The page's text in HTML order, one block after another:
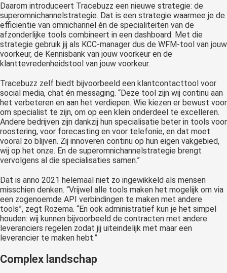
Daarom introduceert Tracebuzz een nieuwe strategie: de
superomnichannelstrategie. Dat is een strategie waarmee je de
efficiëntie van omnichannel én de specialiteiten van de
afzonderlijke tools combineert in een dashboard. Met die
strategie gebruik jij als KCC-manager dus de WFM-tool van jouw
voorkeur, de Kennisbank van jouw voorkeur en de
klanttevredenheidstool van jouw voorkeur.
Tracebuzz zelf biedt bijvoorbeeld een klantcontacttool voor
social media, chat én messaging. “Deze tool zijn wij continu aan
het verbeteren en aan het verdiepen. Wie kiezen er bewust voor
om specialist te zijn, om op een klein onderdeel te excelleren.
Andere bedrijven zijn dankzij hun specialisatie beter in tools voor
roostering, voor forecasting en voor telefonie, en dat moet
vooral zo blijven. Zij innoveren continu op hun eigen vakgebied,
wij op het onze. En de superomnichannelstrategie brengt
vervolgens al die specialisaties samen.”
Dat is anno 2021 helemaal niet zo ingewikkeld als mensen
misschien denken. “Vrijwel alle tools maken het mogelijk om via
een zogenoemde API verbindingen te maken met andere
tools”, zegt Rozema. “En ook administratief kun je het simpel
houden: wij kunnen bijvoorbeeld de contracten met andere
leveranciers regelen zodat jij uiteindelijk met maar een
leverancier te maken hebt.”
Complex landschap